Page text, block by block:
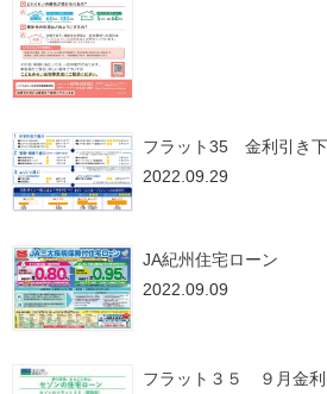
フラット35 金利引き
2022.09.29
JA紀州住宅ローン
2022.09.09
フラット３５ ９月金利